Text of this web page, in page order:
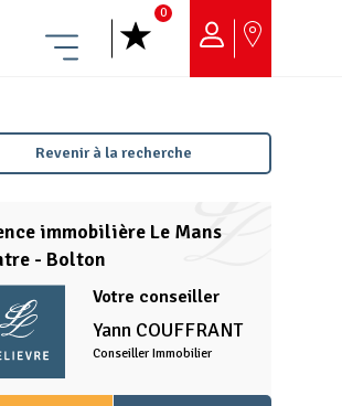
0
Revenir à la recherche
immobilière Le Mans
- Bolton
Votre conseiller
Yann COUFFRANT
Conseiller Immobilier